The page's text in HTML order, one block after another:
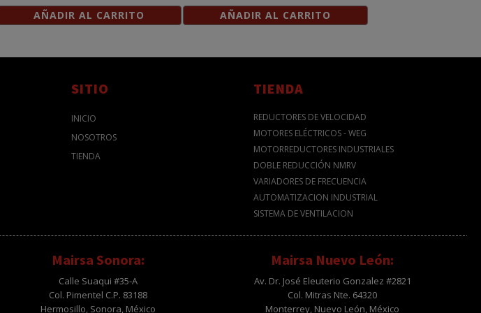
AÑADIR AL CARRITO AÑADIR AL CARRITO
SITIO
INICIO
NOSOTROS
TIENDA
TIENDA
REDUCTORES DE VELOCIDAD
MOTORES ELÉCTRICOS - WEG
MOTORREDUCTORES INDUSTRIALES
DOBLE REDUCCIÓN NMRV
VARIADORES DE FRECUENCIA
AUTOMATIZACION INDUSTRIAL
SISTEMA DE VENTILACION
Mairsa Sonora:
Calle Suaqui #35-A
Col. Pimentel C.P. 83188
Hermosillo, Sonora, México
Mairsa Nuevo León:
Av. Dr. José Eleuterio Gonzalez #2821
Col. Mitras Nte. 64320
Monterrey, Nuevo León, México